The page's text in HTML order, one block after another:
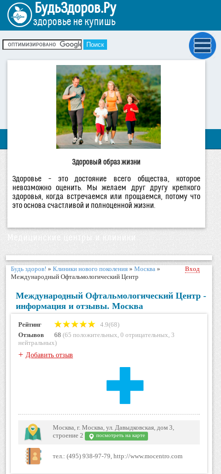
БудьЗдоров.Ру
здоровье не купишь
Здоровый образ жизни
Здоровье – это достояние всего общества, которое
невозможно оценить. Мы желаем друг другу крепкого
здоровья, когда встречаемся или прощаемся, потому что
это основа счастливой и полноценной жизни.
Медицинские центры и клиники
Будь здоров! » Клиники нового поколения » Москва »
Международный Офтальмологический Центр
Вход
Международный Офтальмологический Центр -
информация и отзывы. Москва
Рейтинг
4.9(68)
Отзывов
68 (65 положительных, 0 отрицательных, 3
нейтральных)
+ Добавить отзыв
Москва, г. Москва, ул. Давыдковская, дом 3,
строение 2
посмотреть на карте
тел.: (495) 938-97-79, http://www.mocentro.com